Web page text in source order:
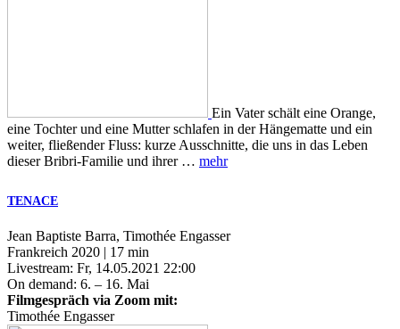
Ein Vater schält eine Orange,
eine Tochter und eine Mutter schlafen in der Hängematte und ein
weiter, fließender Fluss: kurze Ausschnitte, die uns in das Leben
dieser Bribri-Familie und ihrer … mehr
TENACE
Jean Baptiste Barra, Timothée Engasser
Frankreich 2020 | 17 min
Livestream: Fr, 14.05.2021 22:00
On demand: 6. – 16. Mai
Filmgespräch via Zoom mit:
Timothée Engasser